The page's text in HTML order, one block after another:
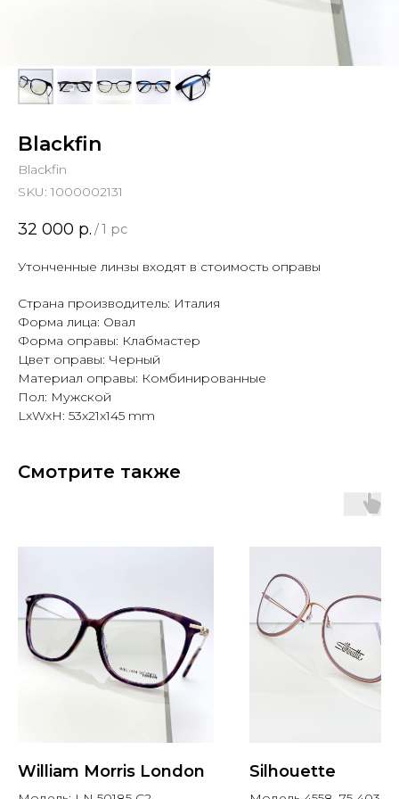
Blackfin
Blackfin
SKU: 1000002131
32 000 р. /1 pc
Утонченные линзы входят в стоимость оправы
Страна производитель: Италия
Форма лица: Овал
Форма оправы: Клабмастер
Цвет оправы: Черный
Материал оправы: Комбинированные
Пол: Мужской
LxWxH: 53x21x145 mm
Смотрите также
William Morris London Silhouette